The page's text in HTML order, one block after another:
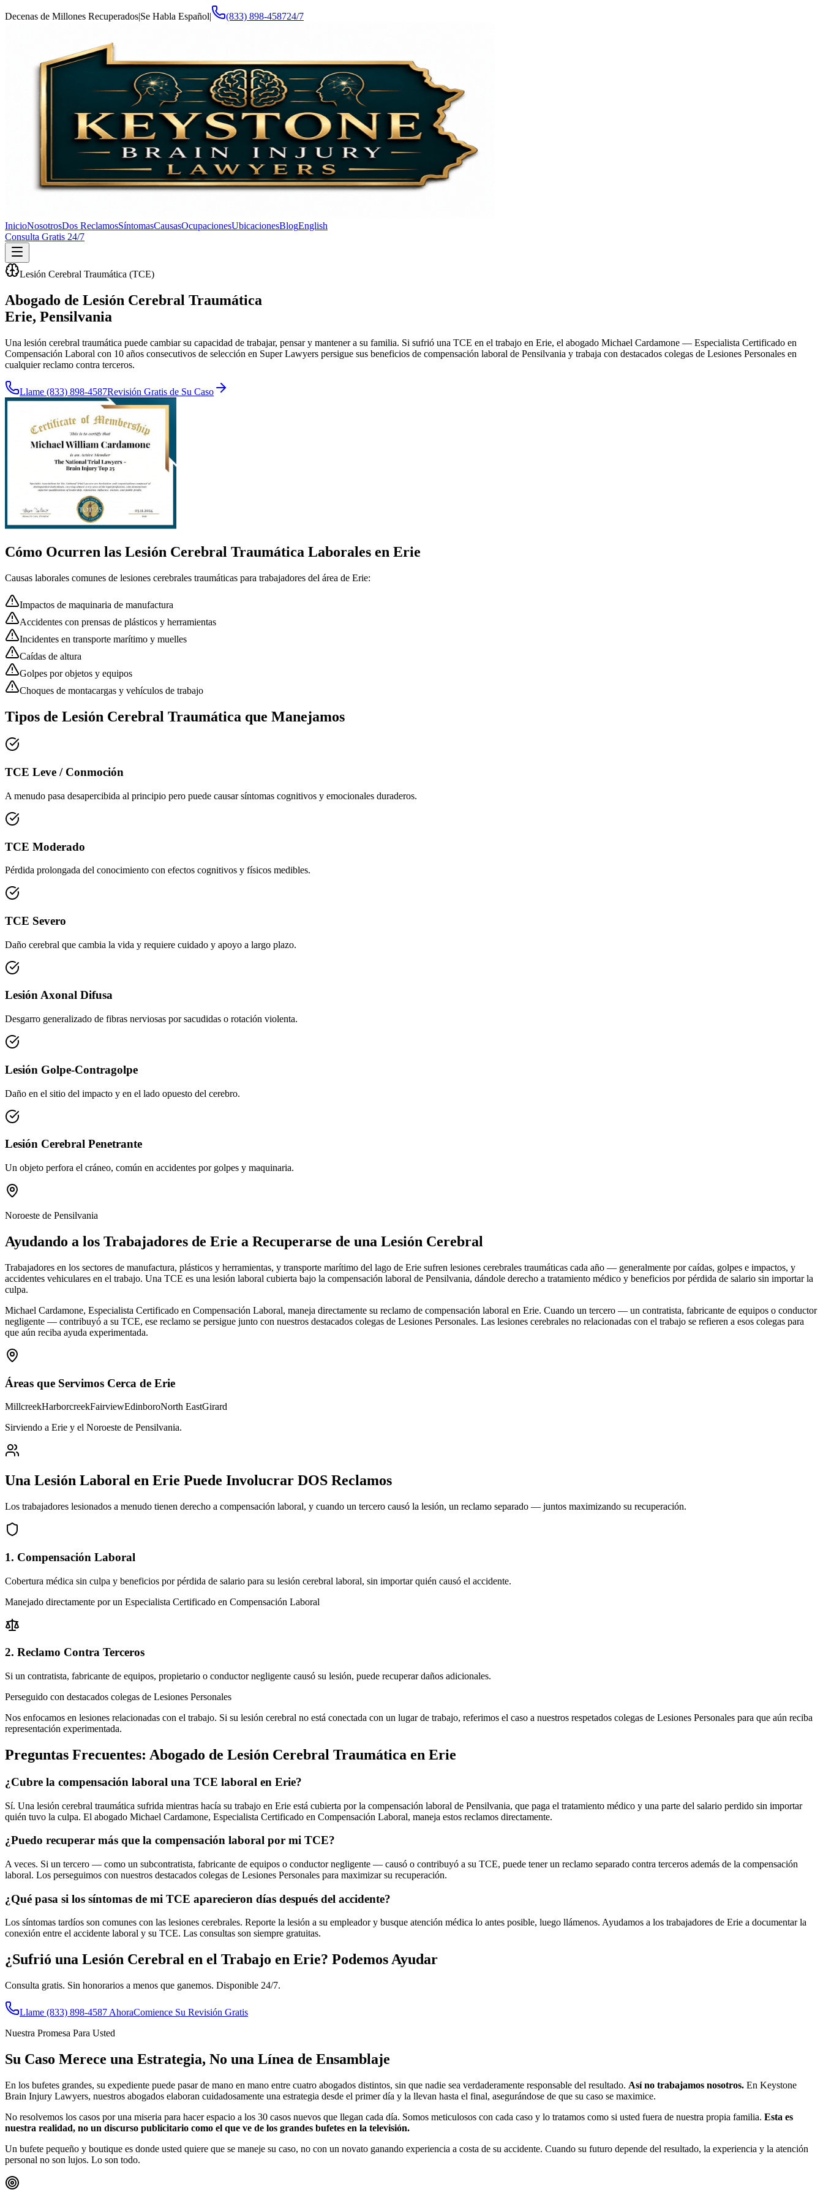
Decenas de Millones Recuperados|Se Habla Español| (833) 898-458724/7
InicioNosotrosDos ReclamosSíntomasCausasOcupacionesUbicacionesBlogEnglish
Consulta Gratis 24/7
Lesión Cerebral Traumática (TCE)
Abogado de Lesión Cerebral Traumática
Erie, Pensilvania
Una lesión cerebral traumática puede cambiar su capacidad de trabajar, pensar y mantener a su familia. Si sufrió una TCE en el trabajo en Erie, el abogado Michael Cardamone — Especialista Certificado en
Compensación Laboral con 10 años consecutivos de selección en Super Lawyers persigue sus beneficios de compensación laboral de Pensilvania y trabaja con destacados colegas de Lesiones Personales en
cualquier reclamo contra terceros.
Llame (833) 898-4587Revisión Gratis de Su Caso
Cómo Ocurren las Lesión Cerebral Traumática Laborales en Erie
Causas laborales comunes de lesiones cerebrales traumáticas para trabajadores del área de Erie:
Impactos de maquinaria de manufactura
Accidentes con prensas de plásticos y herramientas
Incidentes en transporte marítimo y muelles
Caídas de altura
Golpes por objetos y equipos
Choques de montacargas y vehículos de trabajo
Tipos de Lesión Cerebral Traumática que Manejamos
TCE Leve / Conmoción
A menudo pasa desapercibida al principio pero puede causar síntomas cognitivos y emocionales duraderos.
TCE Moderado
Pérdida prolongada del conocimiento con efectos cognitivos y físicos medibles.
TCE Severo
Daño cerebral que cambia la vida y requiere cuidado y apoyo a largo plazo.
Lesión Axonal Difusa
Desgarro generalizado de fibras nerviosas por sacudidas o rotación violenta.
Lesión Golpe-Contragolpe
Daño en el sitio del impacto y en el lado opuesto del cerebro.
Lesión Cerebral Penetrante
Un objeto perfora el cráneo, común en accidentes por golpes y maquinaria.
Noroeste de Pensilvania
Ayudando a los Trabajadores de Erie a Recuperarse de una Lesión Cerebral
Trabajadores en los sectores de manufactura, plásticos y herramientas, y transporte marítimo del lago de Erie sufren lesiones cerebrales traumáticas cada año — generalmente por caídas, golpes e impactos, y
accidentes vehiculares en el trabajo. Una TCE es una lesión laboral cubierta bajo la compensación laboral de Pensilvania, dándole derecho a tratamiento médico y beneficios por pérdida de salario sin importar la
culpa.
Michael Cardamone, Especialista Certificado en Compensación Laboral, maneja directamente su reclamo de compensación laboral en Erie. Cuando un tercero — un contratista, fabricante de equipos o conductor
negligente — contribuyó a su TCE, ese reclamo se persigue junto con nuestros destacados colegas de Lesiones Personales. Las lesiones cerebrales no relacionadas con el trabajo se refieren a esos colegas para
que aún reciba ayuda experimentada.
Áreas que Servimos Cerca de Erie
MillcreekHarborcreekFairviewEdinboroNorth EastGirard
Sirviendo a Erie y el Noroeste de Pensilvania.
Una Lesión Laboral en Erie Puede Involucrar DOS Reclamos
Los trabajadores lesionados a menudo tienen derecho a compensación laboral, y cuando un tercero causó la lesión, un reclamo separado — juntos maximizando su recuperación.
1. Compensación Laboral
Cobertura médica sin culpa y beneficios por pérdida de salario para su lesión cerebral laboral, sin importar quién causó el accidente.
Manejado directamente por un Especialista Certificado en Compensación Laboral
2. Reclamo Contra Terceros
Si un contratista, fabricante de equipos, propietario o conductor negligente causó su lesión, puede recuperar daños adicionales.
Perseguido con destacados colegas de Lesiones Personales
Nos enfocamos en lesiones relacionadas con el trabajo. Si su lesión cerebral no está conectada con un lugar de trabajo, referimos el caso a nuestros respetados colegas de Lesiones Personales para que aún reciba
representación experimentada.
Preguntas Frecuentes: Abogado de Lesión Cerebral Traumática en Erie
¿Cubre la compensación laboral una TCE laboral en Erie?
Sí. Una lesión cerebral traumática sufrida mientras hacía su trabajo en Erie está cubierta por la compensación laboral de Pensilvania, que paga el tratamiento médico y una parte del salario perdido sin importar
quién tuvo la culpa. El abogado Michael Cardamone, Especialista Certificado en Compensación Laboral, maneja estos reclamos directamente.
¿Puedo recuperar más que la compensación laboral por mi TCE?
A veces. Si un tercero — como un subcontratista, fabricante de equipos o conductor negligente — causó o contribuyó a su TCE, puede tener un reclamo separado contra terceros además de la compensación
laboral. Los perseguimos con nuestros destacados colegas de Lesiones Personales para maximizar su recuperación.
¿Qué pasa si los síntomas de mi TCE aparecieron días después del accidente?
Los síntomas tardíos son comunes con las lesiones cerebrales. Reporte la lesión a su empleador y busque atención médica lo antes posible, luego llámenos. Ayudamos a los trabajadores de Erie a documentar la
conexión entre el accidente laboral y su TCE. Las consultas son siempre gratuitas.
¿Sufrió una Lesión Cerebral en el Trabajo en Erie? Podemos Ayudar
Consulta gratis. Sin honorarios a menos que ganemos. Disponible 24/7.
Llame (833) 898-4587 AhoraComience Su Revisión Gratis
Nuestra Promesa Para Usted
Su Caso Merece una Estrategia, No una Línea de Ensamblaje
En los bufetes grandes, su expediente puede pasar de mano en mano entre cuatro abogados distintos, sin que nadie sea verdaderamente responsable del resultado. Así no trabajamos nosotros. En Keystone
Brain Injury Lawyers, nuestros abogados elaboran cuidadosamente una estrategia desde el primer día y la llevan hasta el final, asegurándose de que su caso se maximice.
No resolvemos los casos por una miseria para hacer espacio a los 30 casos nuevos que llegan cada día. Somos meticulosos con cada caso y lo tratamos como si usted fuera de nuestra propia familia. Esta es
nuestra realidad, no un discurso publicitario como el que ve de los grandes bufetes en la televisión.
Un bufete pequeño y boutique es donde usted quiere que se maneje su caso, no con un novato ganando experiencia a costa de su accidente. Cuando su futuro depende del resultado, la experiencia y la atención
personal no son lujos. Lo son todo.